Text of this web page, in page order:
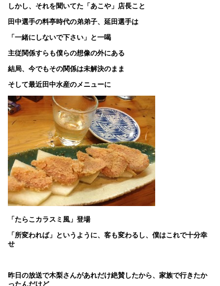
しかし、それを聞いてた「あこや」店長こと
田中選手の料亭時代の弟弟子、延田選手は
「一緒にしないで下さい」と一喝
主従関係すらも僕らの想像の外にある
結局、今でもその関係は未解決のまま
そして最近田中水産のメニューに
「たらこカラスミ風」登場
「所変われば」というように、客も変わるし、僕はこれで十分幸
せ
昨日の放送で木梨さんがあれだけ絶賛したから、家族で行きたか
ったんだけど